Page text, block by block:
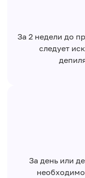
За 2 недели до
следует
За день или